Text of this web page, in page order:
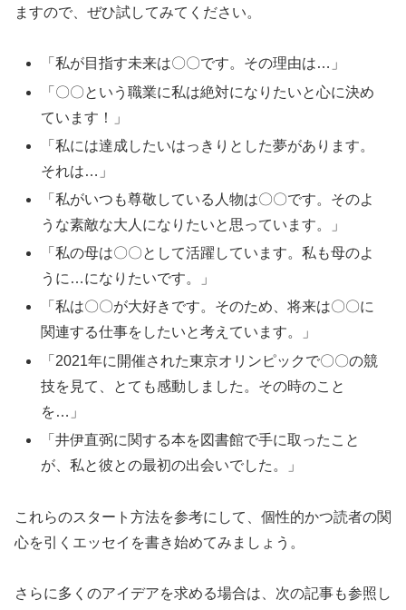
ますので、ぜひ試してみてください。
「私が目指す未来は〇〇です。その理由は…」
「〇〇という職業に私は絶対になりたいと心に決め
ています！」
「私には達成したいはっきりとした夢があります。
それは…」
「私がいつも尊敬している人物は〇〇です。そのよ
うな素敵な大人になりたいと思っています。」
「私の母は〇〇として活躍しています。私も母のよ
うに…になりたいです。」
「私は〇〇が大好きです。そのため、将来は〇〇に
関連する仕事をしたいと考えています。」
「2021年に開催された東京オリンピックで〇〇の競
技を見て、とても感動しました。その時のこと
を…」
「井伊直弼に関する本を図書館で手に取ったこと
が、私と彼との最初の出会いでした。」
これらのスタート方法を参考にして、個性的かつ読者の関
心を引くエッセイを書き始めてみましょう。
さらに多くのアイデアを求める場合は、次の記事も参照し